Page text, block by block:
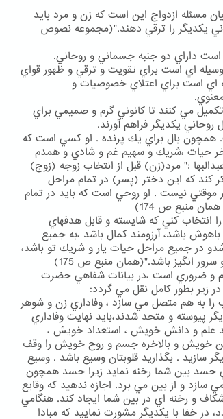
مسئله ازدواج اين است كه زن و مرد بايد
يكديگر را ترقي دهند."(مجموعه نصوص
است داراي دو جنبه جسماني و روحاني.
اي است براي تقويت و ترقي و ظهور قواي
اي است براي اعتلاي خصوصيات و
مي كنند تا كانوني گرم و صميمي براي
يكديگر فراهم آورند.
همچون بال براي يك پرنده . او كسي است كه
حيات ،شريك و سهيم غم و شادي و همدم
:" مرد(زن) قبل از انتخاب زوجه (زوج)
كند كه اين دختر (پسر) در تمام مراحل
موقتي نيست . او روحي است كه بايد در تمام
منبع ص 174)
انتخاب كني كه شايسته و قابل هدفهاي
باشد، آرزومند كمال باشد ،به جميع
در جميع مراحل حيات يار و شريك تو باشد،
انگيز باشد."(همان منبع ص 175)
و ضروري است ،در بيانات شفاهي حضرت
در زير بطور كامل نقل مي گردد:
را به هم متصل مي سازد ، وفاداري زن و شوهر
پيوسته و متحد شدند،بايد نهايت وفاداري
علم و دانش خويش ، استعداد خويش ،
خويش و بالاخره جسم و روح خويش را وقف
سازيد . بگذاريد قلوبتان وسيع باشد . وسيع
حسد بين شما رخنه نمايد زيرا حسد همچون
سازد و از بين مي برد. اجازه ندهيد كه وقايع
و رخنه اي در بين شما ايجاد كند. هنگامي
خفا با يكديگر مشورت نماييد كه مبادا